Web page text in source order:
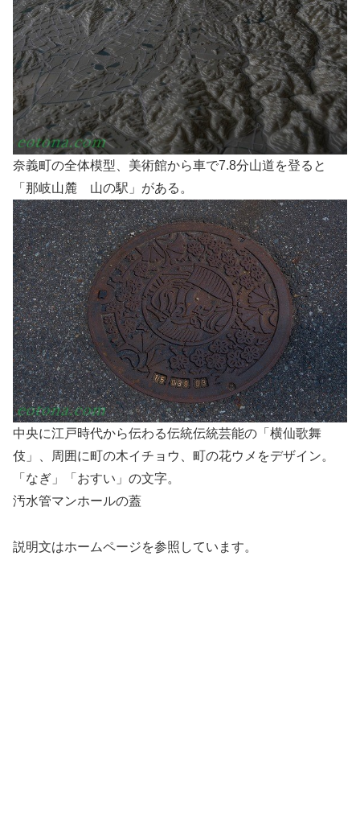
奈義町の全体模型、美術館から車で7.8分山道を登ると
「那岐山麓 山の駅」がある。
中央に江戸時代から伝わる伝統伝統芸能の「横仙歌舞
伎」、周囲に町の木イチョウ、町の花ウメをデザイン。
「なぎ」「おすい」の文字。
汚水管マンホールの蓋
説明文はホームページを参照しています。